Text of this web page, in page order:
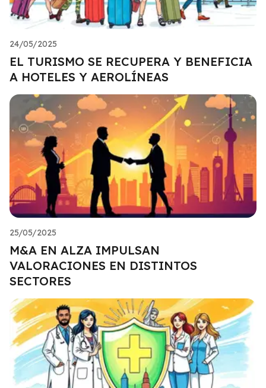
24/05/2025
EL TURISMO SE RECUPERA Y BENEFICIA
A HOTELES Y AEROLÍNEAS
25/05/2025
M&A EN ALZA IMPULSAN
VALORACIONES EN DISTINTOS
SECTORES